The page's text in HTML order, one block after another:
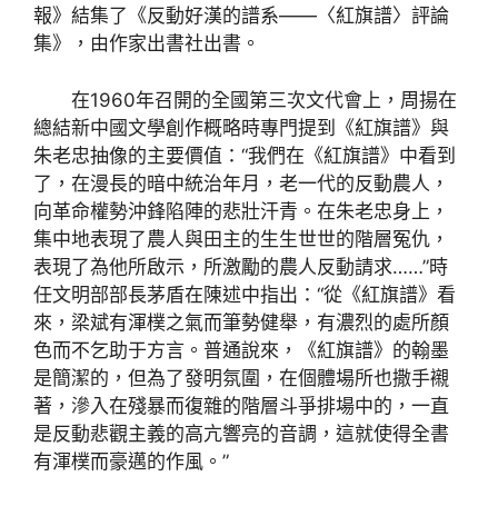
報》結集了《反動好漢的譜系——〈紅旗譜〉評論
集》，由作家出書社出書。
在1960年召開的全國第三次文代會上，周揚在
總結新中國文學創作概略時專門提到《紅旗譜》與
朱老忠抽像的主要價值：“我們在《紅旗譜》中看到
了，在漫長的暗中統治年月，老一代的反動農人，
向革命權勢沖鋒陷陣的悲壯汗青。在朱老忠身上，
集中地表現了農人與田主的生生世世的階層冤仇，
表現了為他所啟示，所激勵的農人反動請求……”時
任文明部部長茅盾在陳述中指出：“從《紅旗譜》看
來，梁斌有渾樸之氣而筆勢健舉，有濃烈的處所顏
色而不乞助于方言。普通說來，《紅旗譜》的翰墨
是簡潔的，但為了發明氛圍，在個體場所也撒手襯
著，滲入在殘暴而復雜的階層斗爭排場中的，一直
是反動悲觀主義的高亢響亮的音調，這就使得全書
有渾樸而豪邁的作風。”